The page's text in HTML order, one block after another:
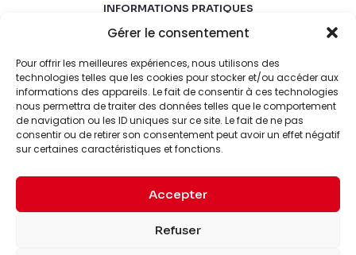
Gérer le consentement
Pour offrir les meilleures expériences, nous utilisons des
technologies telles que les cookies pour stocker et/ou accéder aux
informations des appareils. Le fait de consentir à ces technologies
nous permettra de traiter des données telles que le comportement
de navigation ou les ID uniques sur ce site. Le fait de ne pas
consentir ou de retirer son consentement peut avoir un effet négatif
sur certaines caractéristiques et fonctions.
Accepter
Refuser
INFORMATIONS PRATIQUES
MARDI-SAMEDI
LUNDI-DIMANCHE
FERMÉ
© 2026 Nipponzilla. Tous
Mentions